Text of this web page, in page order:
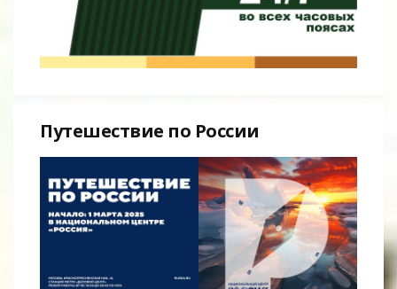
Путешествие по России